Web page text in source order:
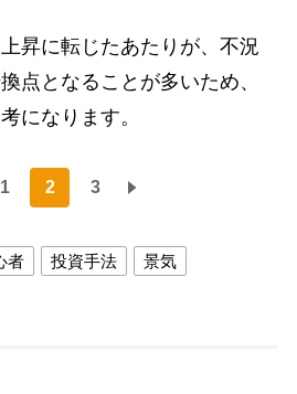
昇に転じたあたりが、不況
点となることが多いため、
になります。
1 2 3
者 投資手法
景気